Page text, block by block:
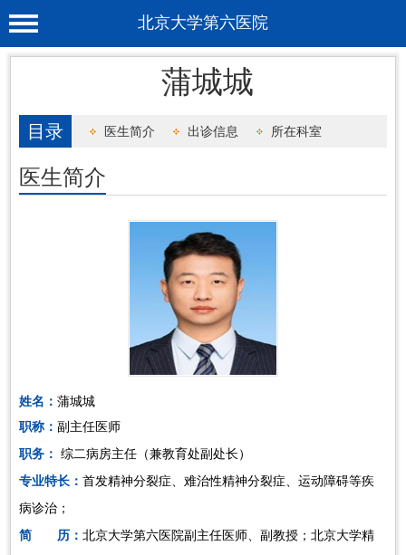
北京大学第六医院
首 页
工作动态
就诊服务
科学研究
教育培训
健康科普
蒲城城
目录 医生简介 出诊信息 所在科室
医生简介
姓名：蒲城城
职称：副主任医师
职务： 综二病房主任（兼教育处副处长）
专业特长：首发精神分裂症、难治性精神分裂症、运动障碍等疾
病诊治；
简 历：北京大学第六医院副主任医师、副教授；北京大学精